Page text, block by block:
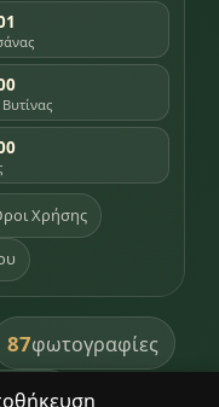
Χρήσης
87φωτογραφίες